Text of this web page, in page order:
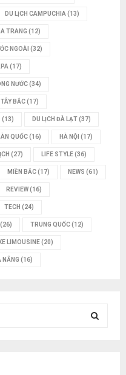
DU LỊCH CAMPUCHIA (13)
TRANG (12)
NGOÀI (32)
(17)
NƯỚC(34)
TÂY BẮC(17)
(13) DU LỊCH ĐÀ LẠT(37)
QUỐC(16) HÀ NỘI (17)
(27) LIFE STYLE(36)
MIỀN BẮC(17) NEWS (61)
REVIEW(16)
TECH (24)
(26) TRUNG QUỐC(12)
LIMOUSINE(20)
NẴNG (16)